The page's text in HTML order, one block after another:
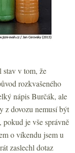
stav v tom, že
rozkvašeného
nápis Burčák, ale
z dovozu nemusí být
je vše správně
o víkendu jsem u
zaslechl dotaz